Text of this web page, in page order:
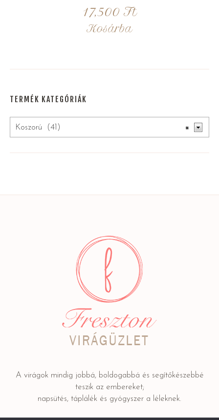
17,500 Ft
Kosárba
TERMÉK KATEGÓRIÁK
×
Koszorú (41)
A virágok mindig jobbá, boldogabbá és segítőkészebbé
teszik az embereket;
napsütés, táplálék és gyógyszer a léleknek.